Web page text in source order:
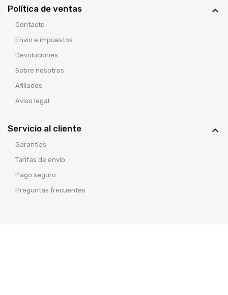
Política de ventas 
Contacto
Envío e impuestos
Devoluciones
Sobre nosotros
Afiliados
Aviso legal
Servicio al cliente 
Garantías
Tarifas de envío
Pago seguro
Preguntas frecuentes